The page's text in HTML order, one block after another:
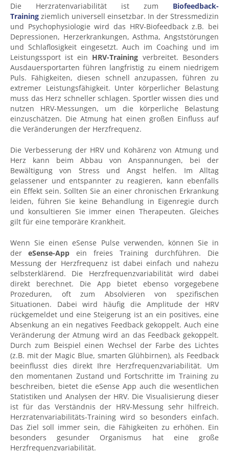
Die Herzratenvariabilität ist zum Biofeedback-
Training ziemlich universell einsetzbar. In der Stressmedizin
und Psychophysiologie wird das HRV-Biofeedback z.B. bei
Depressionen, Herzerkrankungen, Asthma, Angststörungen
und Schlaflosigkeit eingesetzt. Auch im Coaching und im
Leistungssport ist ein HRV-Training verbreitet. Besonders
Ausdauersportarten führen langfristig zu einem niedrigem
Puls. Fähigkeiten, diesen schnell anzupassen, führen zu
extremer Leistungsfähigkeit. Unter körperlicher Belastung
muss das Herz schneller schlagen. Sportler wissen dies und
nutzen HRV-Messungen, um die körperliche Belastung
einzuschätzen. Die Atmung hat einen großen Einfluss auf
die Veränderungen der Herzfrequenz.
Die Verbesserung der HRV und Kohärenz von Atmung und
Herz kann beim Abbau von Anspannungen, bei der
Bewältigung von Stress und Angst helfen. Im Alltag
gelassener und entspannter zu reagieren, kann ebenfalls
ein Effekt sein. Sollten Sie an einer chronischen Erkrankung
leiden, führen Sie keine Behandlung in Eigenregie durch
und konsultieren Sie immer einen Therapeuten. Gleiches
gilt für eine temporäre Krankheit.
Wenn Sie einen eSense Pulse verwenden, können Sie in
der eSense-App ein freies Training durchführen. Die
Messung der Herzfrequenz ist dabei einfach und nahezu
selbsterklärend. Die Herzfrequenzvariabilität wird dabei
direkt berechnet. Die App bietet ebenso vorgegebene
Prozeduren, oft zum Absolvieren von spezifischen
Situationen. Dabei wird häufig die Amplitude der HRV
rückgemeldet und eine Steigerung ist an ein positives, eine
Absenkung an ein negatives Feedback gekoppelt. Auch eine
Veränderung der Atmung wird an das Feedback gekoppelt.
Durch zum Beispiel einen Wechsel der Farbe des Lichtes
(z.B. mit der Magic Blue, smarten Glühbirnen), als Feedback
beeinflusst dies direkt Ihre Herzfrequenzvariabilität. Um
den momentanen Zustand und Fortschritte im Training zu
beschreiben, bietet die eSense App auch die wesentlichen
Statistiken und Analysen der HRV. Die Visualisierung dieser
ist für das Verständnis der HRV-Messung sehr hilfreich.
Herzratenvariabilitäts-Training wird so besonders einfach.
Das Ziel soll immer sein, die Fähigkeiten zu erhöhen. Ein
besonders gesunder Organismus hat eine große
Herzfrequenzvariabilität.